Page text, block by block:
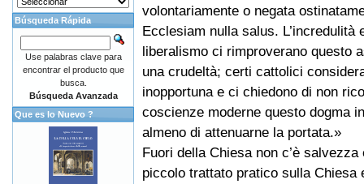
volontariamente o negata
Ecclesiam nulla salus. L’incredulità
liberalismo ci rimproverano questo
una crudeltà; certi cattolici
inopportuna e ci chiedono di non
coscienze moderne questo dogma
almeno di attenuarne la portata.»
Fuori della Chiesa non c’è salvezza
piccolo trattato pratico sulla Chiesa
Búsqueda Rápida
Use palabras clave para
encontrar el producto que
busca.
Búsqueda Avanzada
Que es lo Nuevo ?